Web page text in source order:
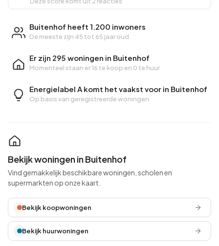
Buitenhof heeft 1.200 inwoners
De meeste zijn 45 tot 65 jaar oud
Er zijn 295 woningen in Buitenhof
Momenteel staan er16 te koop en 0 te huur
Energielabel A komt het vaakst voor in Buitenhof
Op basis van geregistreerde woningen
Bekijk woningen in Buitenhof
Vind gemakkelijk beschikbare woningen, scholen en
supermarkten op onze kaart.
Bekijk koopwoningen
Bekijk huurwoningen